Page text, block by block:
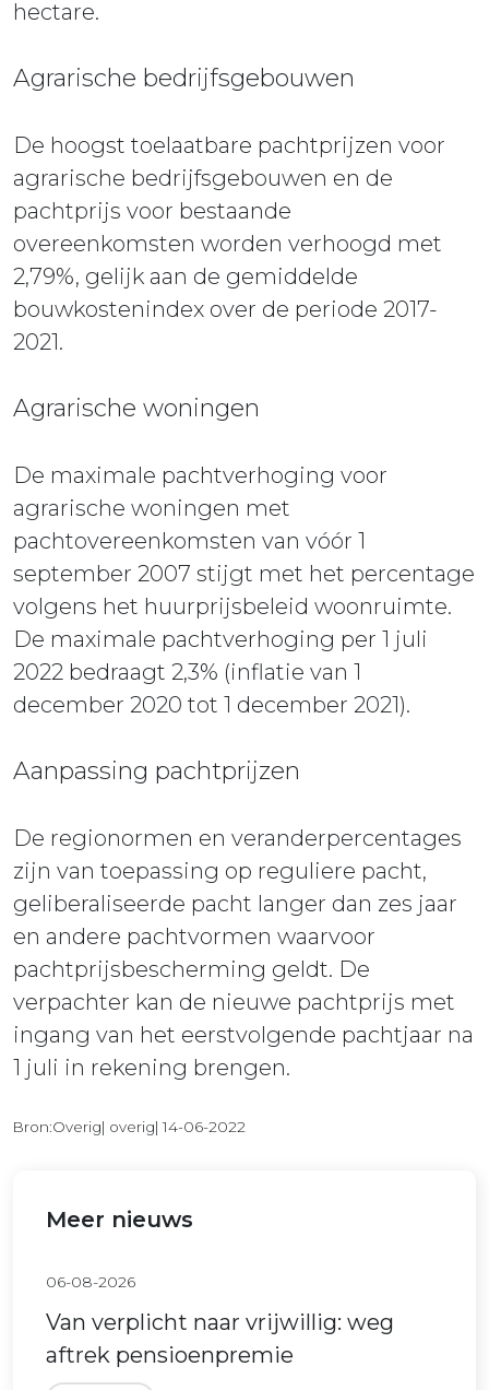
hectare.
Agrarische bedrijfsgebouwen
De hoogst toelaatbare pachtprijzen voor
agrarische bedrijfsgebouwen en de
pachtprijs voor bestaande
overeenkomsten worden verhoogd met
2,79%, gelijk aan de gemiddelde
bouwkostenindex over de periode 2017-
2021.
Agrarische woningen
De maximale pachtverhoging voor
agrarische woningen met
pachtovereenkomsten van vóór 1
september 2007 stijgt met het percentage
volgens het huurprijsbeleid woonruimte.
De maximale pachtverhoging per 1 juli
2022 bedraagt 2,3% (inflatie van 1
december 2020 tot 1 december 2021).
Aanpassing pachtprijzen
De regionormen en veranderpercentages
zijn van toepassing op reguliere pacht,
geliberaliseerde pacht langer dan zes jaar
en andere pachtvormen waarvoor
pachtprijsbescherming geldt. De
verpachter kan de nieuwe pachtprijs met
ingang van het eerstvolgende pachtjaar na
1 juli in rekening brengen.
Bron:Overig| overig| 14-06-2022
Meer nieuws
06-08-2026
Van verplicht naar vrijwillig: weg
aftrek pensioenpremie